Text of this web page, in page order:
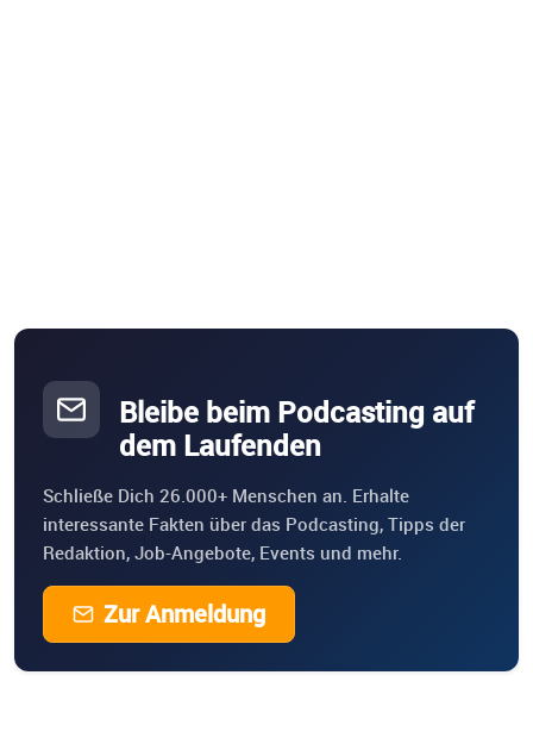
Bleibe beim Podcasting auf
dem Laufenden
Schließe Dich 26.000+ Menschen an. Erhalte
interessante Fakten über das Podcasting, Tipps der
Redaktion, Job-Angebote, Events und mehr.
Zur Anmeldung